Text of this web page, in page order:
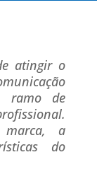
atingir o
ramo de
a
do